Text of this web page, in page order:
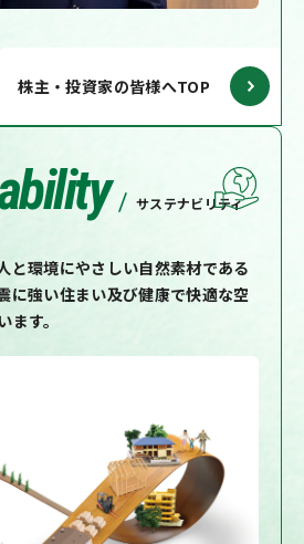
株主・投資家の皆様へTOP
サステナビリティ
と環境にやさしい自然素材である
に強い住まい及び健康で快適な空
す。